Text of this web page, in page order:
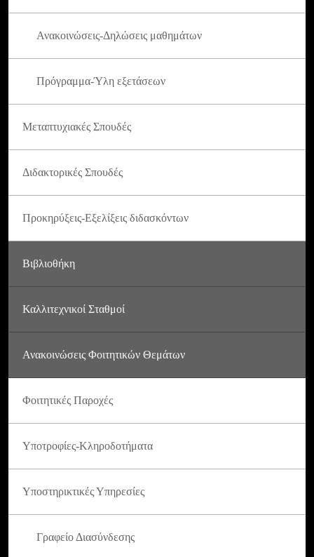
Ανακοινώσεις-Δηλώσεις μαθημάτων
Πρόγραμμα-Ύλη εξετάσεων
Μεταπτυχιακές Σπουδές
Διδακτορικές Σπουδές
Προκηρύξεις-Εξελίξεις διδασκόντων
Βιβλιοθήκη
Καλλιτεχνικοί Σταθμοί
Ανακοινώσεις Φοιτητικών Θεμάτων
Φοιτητικές Παροχές
Υποτροφίες-Κληροδοτήματα
Υποστηρικτικές Υπηρεσίες
Γραφείο Διασύνδεσης